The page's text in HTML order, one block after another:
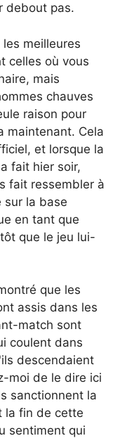
debout pas.
meilleures
celles où vous
mais
chauves
raison pour
maintenant. Cela
et lorsque la
fait hier soir,
fait ressembler à
sur la base
en tant que
que le jeu lui-
que les
assis dans les
match sont
coulent dans
descendaient
moi de le dire ici
sanctionnent la
la fin de cette
sentiment qui